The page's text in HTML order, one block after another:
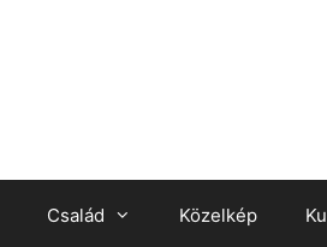
Család Közelkép